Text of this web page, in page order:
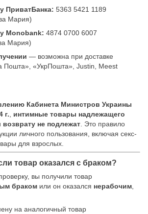
ПриватБанка: 5363 5421 1189
Мария)
Monobank: 4874 0700 6007
Мария)
— возможна при доставке
Пошта», «УкрПошта», Justin, Meest
Кабинета Министров Украины
г.
интимные товары надлежащего
возврату не подлежат . Это правило
личного пользования, включая секс-
для взрослых.
товар оказался с браком?
вы получили товар
браком или он оказался нерабочим,
на аналогичный товар